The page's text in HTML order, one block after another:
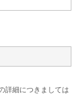
詳細につきましては